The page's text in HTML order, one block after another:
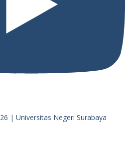
| Universitas Negeri Surabaya